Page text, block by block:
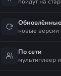
Обновлённые
новые версии
По сети
мультиплеер